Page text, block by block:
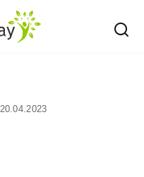
20.04.2023